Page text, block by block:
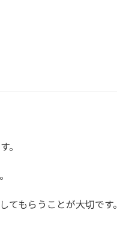
。
もらうことが大切です。